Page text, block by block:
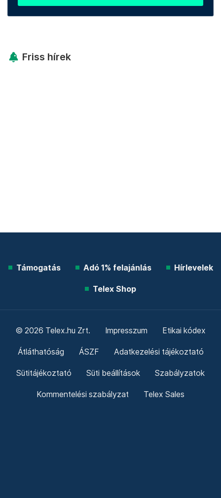
Friss hírek
Támogatás Adó 1% felajánlás Hírlevelek
Telex Shop
© 2026 Telex.hu Zrt. Impresszum Etikai kódex
Átláthatóság ÁSZF Adatkezelési tájékoztató
Sütitájékoztató Süti beállítások Szabályzatok
Kommentelési szabályzat Telex Sales